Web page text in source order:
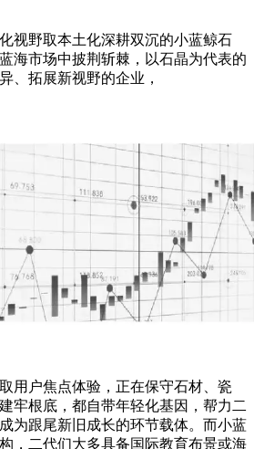
视野取本土化深耕双沉的小蓝鲸石
海市场中披荆斩棘，以石晶为代表的
、拓展新视野的企业，
用户焦点体验，正在保守石材、瓷
牢根底，都自带年轻化基因，帮力二
为跟尾新旧成长的环节载体。而小蓝
，二代们大多具备国际教育布景或海